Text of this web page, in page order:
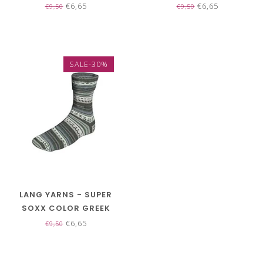
MYTHS TWO 4 PLY
€9,50€6,65
MYTHS TWO 4 PLY
€9,50€6,65
SALE-30%
LANG YARNS - SUPER
SOXX COLOR GREEK
MYTHS TWO 4 PLY
€9,50€6,65